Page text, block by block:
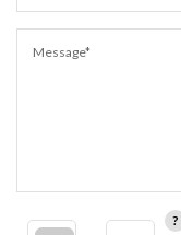
Message*